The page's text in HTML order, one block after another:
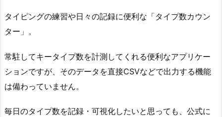
タイピングの練習や日々の記録に便利な「タイプ数カウン
ター」。
常駐してキータイプ数を計測してくれる便利なアプリケー
ションですが、そのデータを直接CSVなどで出力する機能
は備わっていません。
毎日のタイプ数を記録・可視化したいと思っても、公式に